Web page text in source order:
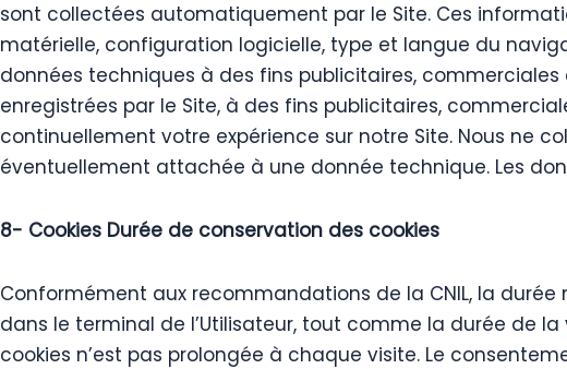
sont collectées automatiquement par le Site. Ces
matérielle, configuration logicielle, type et langue du
données techniques à des fins publicitaires,
enregistrées par le Site, à des fins publicitaires,
continuellement votre expérience sur notre Site. Nous ne
éventuellement attachée à une donnée technique. Les
8- Cookies Durée de conservation des cookies
Conformément aux recommandations de la CNIL, la
dans le terminal de l’Utilisateur, tout comme la durée de
cookies n’est pas prolongée à chaque visite. Le